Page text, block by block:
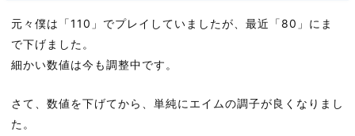
元々僕は「110」でプレイしていましたが、最近「80」にま
で下げました。
細かい数値は今も調整中です。
さて、数値を下げてから、単純にエイムの調子が良くなりまし
た。